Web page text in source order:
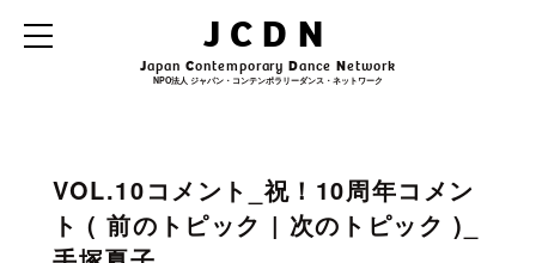
JCDN
Japan ContemporaryDanceNetwork
NPO法人 ジャパン・コンテンポラリーダンス・ネットワーク
/home/jcdn0107/jcdn-web.org/public_html/wps/wp-
content/themes/jcdn_theme/single.php
VOL.10コメント_祝！10周年コメン
ト ( 前のトピック | 次のトピック )_